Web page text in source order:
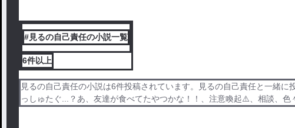
#見るの自己責任の小説一覧
6件以上
見るの自己責任の小説は6件投稿されています。見るの自己責任と一緒
っしゅたぐ...？あ、友達が食べてたやつかな！！、注意喚起⚠️、相談、